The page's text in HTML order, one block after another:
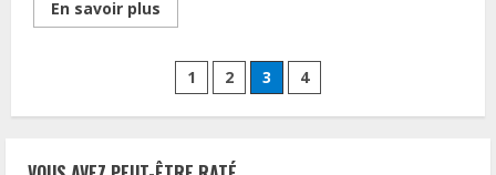
En savoir plus
more
commercial
diagnostics
:
obligations
Pagination
des
1 2 3 4